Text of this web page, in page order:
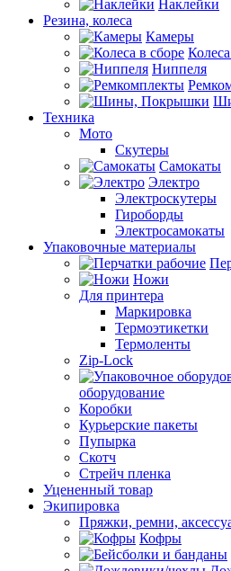
Наклейки
Резина, колеса
Камеры
Ниппеля
Техника
Мото
Скутеры
Самокаты
Электро
Электроскутеры
Гироборды
Электросамокаты
Упаковочные материалы
Ножи
Для принтера
Маркировка
Термоэтикетки
Термоленты
Zip-Lock
оборудование
Коробки
Курьерские пакеты
Пупырка
Скотч
Стрейч пленка
Уцененный товар
Экипировка
Пряжки, ремни,
Кофры